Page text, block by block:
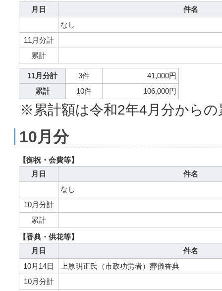
月日
件名
なし
11月分計
累計
11月分計 3件
41,000円
累計
10件 106,000円
※累計額は令和2年4月分からの
10月分
【御祝・会費等】
月日
件名
なし
10月分計
累計
【香典・供花等】
月日
件名
10月14日
上原明正氏（市政功労者）葬儀香典
10月分計